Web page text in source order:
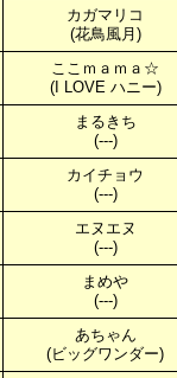
カガマリコ
(花鳥風月)
ここｍａｍａ☆
(I LOVE ハニー)
まるきち
(---)
カイチョウ
(---)
エヌエヌ
(---)
まめや
(---)
あちゃん
(ビッグワンダー)